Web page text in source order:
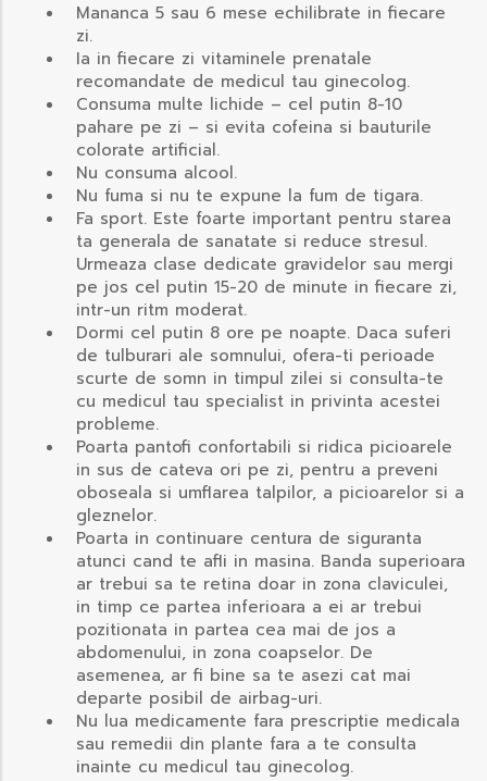
Mananca 5 sau 6 mese echilibrate in fiecare
zi.
Ia in fiecare zi vitaminele prenatale
recomandate de medicul tau ginecolog.
Consuma multe lichide – cel putin 8-10
pahare pe zi – si evita cofeina si bauturile
colorate artificial.
Nu consuma alcool.
Nu fuma si nu te expune la fum de tigara.
Fa sport. Este foarte important pentru starea
ta generala de sanatate si reduce stresul.
Urmeaza clase dedicate gravidelor sau mergi
pe jos cel putin 15-20 de minute in fiecare zi,
intr-un ritm moderat.
Dormi cel putin 8 ore pe noapte. Daca suferi
de tulburari ale somnului, ofera-ti perioade
scurte de somn in timpul zilei si consulta-te
cu medicul tau specialist in privinta acestei
probleme.
Poarta pantofi confortabili si ridica picioarele
in sus de cateva ori pe zi, pentru a preveni
oboseala si umflarea talpilor, a picioarelor si a
gleznelor.
Poarta in continuare centura de siguranta
atunci cand te afli in masina. Banda superioara
ar trebui sa te retina doar in zona claviculei,
in timp ce partea inferioara a ei ar trebui
pozitionata in partea cea mai de jos a
abdomenului, in zona coapselor. De
asemenea, ar fi bine sa te asezi cat mai
departe posibil de airbag-uri.
Nu lua medicamente fara prescriptie medicala
sau remedii din plante fara a te consulta
inainte cu medicul tau ginecolog.